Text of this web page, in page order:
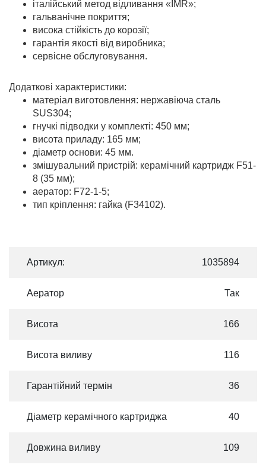
італійський метод відливання «IMR»;
гальванічне покриття;
висока стійкість до корозії;
гарантія якості від виробника;
сервісне обслуговування.
Додаткові характеристики:
матеріал виготовлення: нержавіюча сталь
SUS304;
гнучкі підводки у комплекті: 450 мм;
висота приладу: 165 мм;
діаметр основи: 45 мм.
змішувальний пристрій: керамічний картридж F51-
8 (35 мм);
аератор: F72-1-5;
тип кріплення: гайка (F34102).
Артикул: 1035894
Аератор Так
Висота 166
Висота виливу 116
Гарантійний термін 36
Діаметр керамічного картриджа 40
Довжина виливу 109